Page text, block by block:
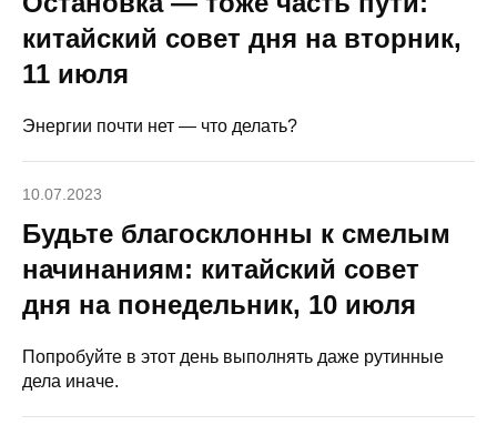
китайский совет дня на вторник,
11 июля
Энергии почти нет — что делать?
10.07.2023
Будьте благосклонны к смелым
начинаниям: китайский совет
дня на понедельник, 10 июля
Попробуйте в этот день выполнять даже рутинные
дела иначе.